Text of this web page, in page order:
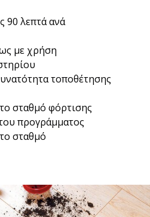
90 λεπτά ανά
με χρήση
τοποθέτησης
σταθμό φόρτισης
προγράμματος
σταθμό